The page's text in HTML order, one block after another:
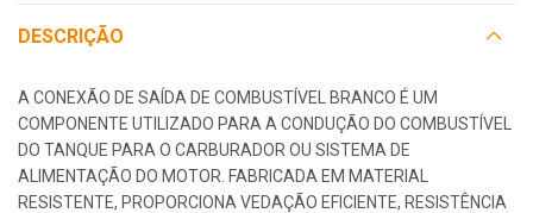
DESCRIÇÃO
A CONEXÃO DE SAÍDA DE COMBUSTÍVEL BRANCO É UM
COMPONENTE UTILIZADO PARA A CONDUÇÃO DO COMBUSTÍVEL
DO TANQUE PARA O CARBURADOR OU SISTEMA DE
ALIMENTAÇÃO DO MOTOR. FABRICADA EM MATERIAL
RESISTENTE, PROPORCIONA VEDAÇÃO EFICIENTE, RESISTÊNCIA